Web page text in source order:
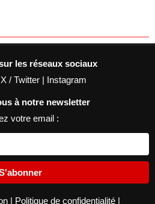
les réseaux sociaux
X / Twitter | Instagram
à notre newsletter
votre email :
| Politique de confidentialité |